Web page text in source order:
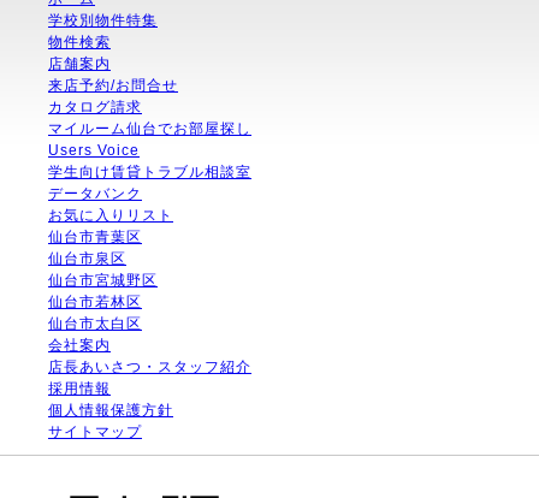
学校別物件特集
物件検索
店舗案内
来店予約/お問合せ
カタログ請求
マイルーム仙台でお部屋探し
Users Voice
学生向け賃貸トラブル相談室
データバンク
お気に入りリスト
仙台市青葉区
仙台市泉区
仙台市宮城野区
仙台市若林区
仙台市太白区
会社案内
店長あいさつ・スタッフ紹介
採用情報
個人情報保護方針
サイトマップ